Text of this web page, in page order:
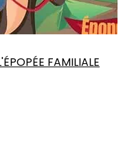
FAMILIALE